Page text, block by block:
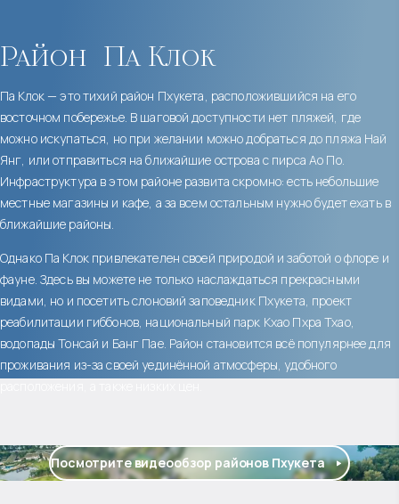
Район Па Клок
Па Клок — это тихий район Пхукета, расположившийся на его
восточном побережье. В шаговой доступности нет пляжей, где
можно искупаться, но при желании можно добраться до пляжа Най
Янг, или отправиться на ближайшие острова с пирса Ао По.
Инфраструктура в этом районе развита скромно: есть небольшие
местные магазины и кафе, а за всем остальным нужно будет ехать в
ближайшие районы.
Однако Па Клок привлекателен своей природой и заботой о флоре и
фауне. Здесь вы можете не только наслаждаться прекрасными
видами, но и посетить слоновий заповедник Пхукета, проект
реабилитации гиббонов, национальный парк Кхао Пхра Тхао,
водопады Тонсай и Банг Пае. Район становится всё популярнее для
проживания из-за своей уединённой атмосферы, удобного
Посмотрите видеообзор районов Пхукета